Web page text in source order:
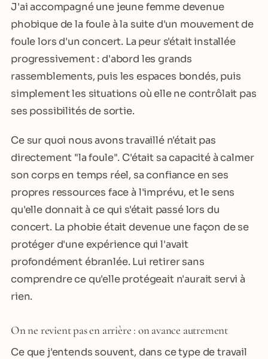
J'ai accompagné une jeune femme devenue
phobique de la foule à la suite d'un mouvement de
foule lors d'un concert. La peur s'était installée
progressivement : d'abord les grands
rassemblements, puis les espaces bondés, puis
simplement les situations où elle ne contrôlait pas
ses possibilités de sortie.
Ce sur quoi nous avons travaillé n'était pas
directement "la foule". C'était sa capacité à calmer
son corps en temps réel, sa confiance en ses
propres ressources face à l'imprévu, et le sens
qu'elle donnait à ce qui s'était passé lors du
concert. La phobie était devenue une façon de se
protéger d'une expérience qui l'avait
profondément ébranlée. Lui retirer sans
comprendre ce qu'elle protégeait n'aurait servi à
rien.
On ne revient pas en arrière : on avance autrement
Ce que j'entends souvent, dans ce type de travail